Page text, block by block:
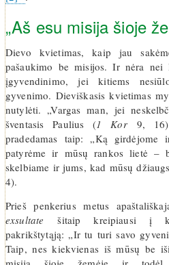
„Aš esu misija šioje
Dievo kvietimas, kaip jau
pašaukimo be misijos. Ir nėra nei
įgyvendinimo, jei kitiems
gyvenimo. Dieviškasis kvietimas
nutylėti. „Vargas man, jei
šventasis Paulius (1 Kor9, 16).
pradedamas taip: „Ką
patyrėme ir mūsų rankos lietė –
skelbiame ir jums, kad mūsų
4).
Prieš penkerius metus
exsultate šitaip kreipiausi į
pakrikštytąją: „Ir tu turi savo
Taip, nes kiekvienas iš mūsų be